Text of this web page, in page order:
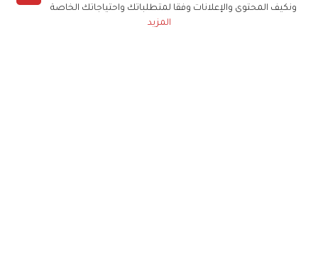
ونكيف المحتوى والإعلانات وفقا لمتطلباتك واحتياجاتك الخاصة
المزيد